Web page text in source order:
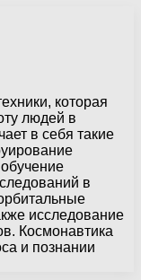
которая
людей в
в себя такие
в
исследование
Космонавтика
и познании